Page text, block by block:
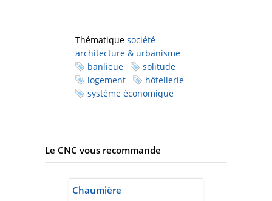
Thématique société
architecture & urbanisme
banlieue
solitude
logement
hôtellerie
système économique
Le CNC vous recommande
Chaumière